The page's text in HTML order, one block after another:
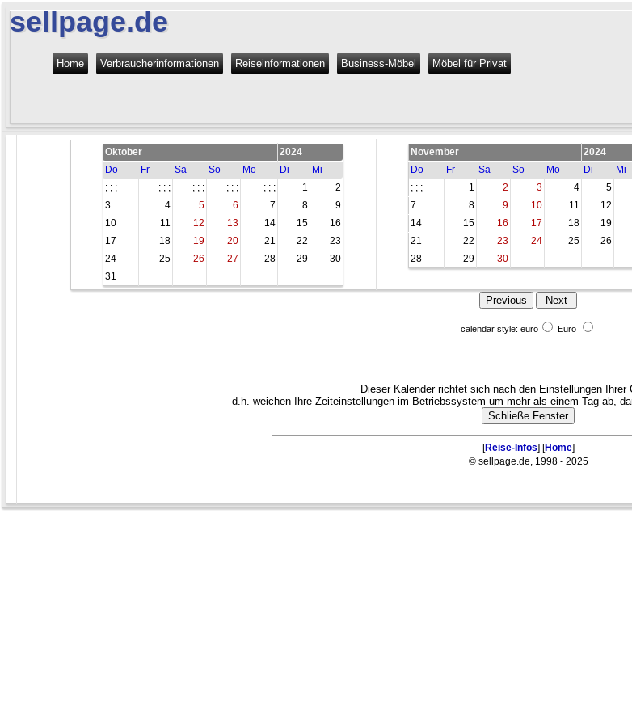
Oktober
2024
Do
Fr Sa So Mo Di
Mi
; ; ;
; ; ; ; ; ; ; ; ; ; ; ; 1
2
3
4 5 6 7 8
9
10
11 12 13 14 15
16
17
18 19 20 21 22
23
24
25 26 27 28 29
30
31
November
2024
Do
Fr Sa So Mo Di
Mi
; ; ;
1 2 3 4 5
7
8 9 10 11 12
14
15 16 17 18 19
21
22 23 24 25 26
28
29 30
calendar style: euro Euro
Dieser Kalender richtet sich nach den Einstellungen Ihrer
d.h. weichen Ihre Zeiteinstellungen im Betriebssystem um mehr als einem Tag ab,
[Reise-Infos] [Home]
© sellpage.de, 1998 - 2025
sellpage.de
Home Verbraucherinformationen Reiseinformationen Business-Möbel Möbel für Privat